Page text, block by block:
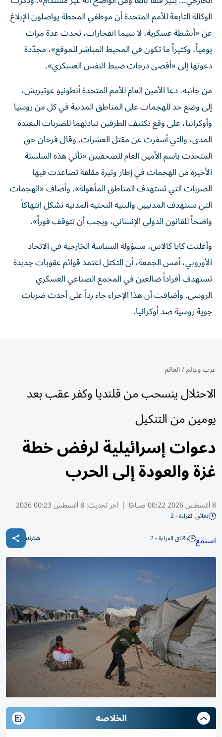
الوكالة التابعة للأمم المتحدة أن موظفي المحطة يواصلون الإبلاغ
عن «أنشطة عسكرية، لا سيما انفجارات، تحدث عدة مرات
يومياً، وكثيراً ما تكون في المحيط المباشر للموقع»، مجدّدة
دعوتها إلى «أقصى درجات ضبط النفس العسكري».
من جانبه، دعا الأمين العام للأمم المتحدة أنطونيو غوتيريش،
إلى وضع حد للهجمات على المناطق المدنية في كل من روسيا
وأوكرانيا، على وقع تكثيف الطرفين تبادلهما للضربات البعيدة
المدى، والتي أسفرت عن مقتل العشرات. وقال فرحان حق
المتحدث باسم الأمين العام للصحفيين «تأتي هذه السلسلة
الأخيرة من الهجمات في إطار وتيرة مقلقة تصاعدت فيها
الضربات التي تستهدف المناطق المأهولة». وأضاف «الهجمات
التي تستهدف المدنيين والبنية التحتية المدنية تشكل انتهاكاً
واضحاً للقانون الدولي الإنساني، ويجب أن تتوقف فوراً».
وأعلنت كايا ​كالاس، مسؤولة السياسة الخارجية ‌في الاتحاد
‌الأوروبي، أمس الجمعة، أن التكتل اعتمد قوائم عقوبات جديدة
تستهدف أفراداً ​ضالعين في المجمع ‌الصناعي العسكري
الروسي. وأضافت أن هذا الإجراء جاء رداً على ​أحدث ‌ضربات
‌جوية روسية ضد أوكرانيا.
عرب وعالم/العالم
الاحتلال ينسحب من قلنديا وكفر عقب بعد
يومين من التنكيل
دعوات إسرائيلية لرفض خطة
غزة والعودة إلى الحرب
8 أغسطس 2026 00:22 صباحًا | آخر تحديث:8 أغسطس 00:23 2026
دقائق القراءة - 2
استمع دقائق القراءة - 2 شارك
الخلاصه